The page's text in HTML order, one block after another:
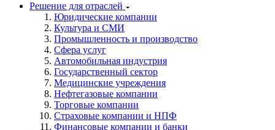
Решение для отраслей
Юридические компании
Культура и СМИ
Промышленность и производство
Сфера услуг
Автомобильная индустрия
Государственный сектор
Медицинские учреждения
Нефтегазовые компании
Торговые компании
Страховые компании и НПФ
Финансовые компании и банки